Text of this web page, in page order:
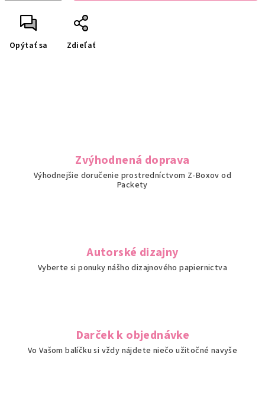
Opýtať sa Zdieľať
Zvýhodnená doprava
Výhodnejšie doručenie prostredníctvom Z-Boxov od
Packety
Autorské dizajny
Vyberte si ponuky nášho dizajnového papiernictva
Darček k objednávke
Vo Vašom balíčku si vždy nájdete niečo užitočné navyše